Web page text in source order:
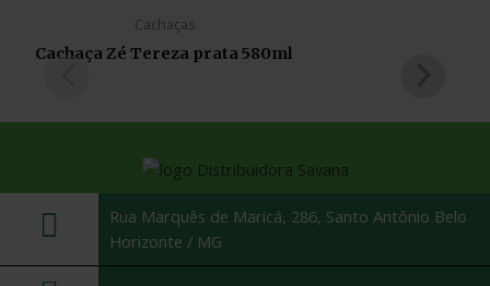
Cachaças
Cachaça Zé Tereza prata 580ml
Rua Marquês de Maricá, 286, Santo Antônio Belo
Horizonte / MG